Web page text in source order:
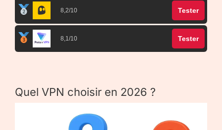
8,2/10 Tester
8,1/10 Tester
Quel VPN choisir en 2026 ?